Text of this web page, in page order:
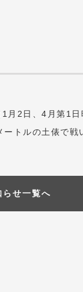
月2日、4月第1
トルの土俵で戦
らせ一覧へ